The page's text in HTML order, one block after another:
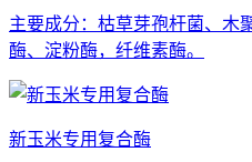
主要成分：枯草芽孢杆菌、木
酶、淀粉酶，纤维素酶。
新玉米专用复合酶